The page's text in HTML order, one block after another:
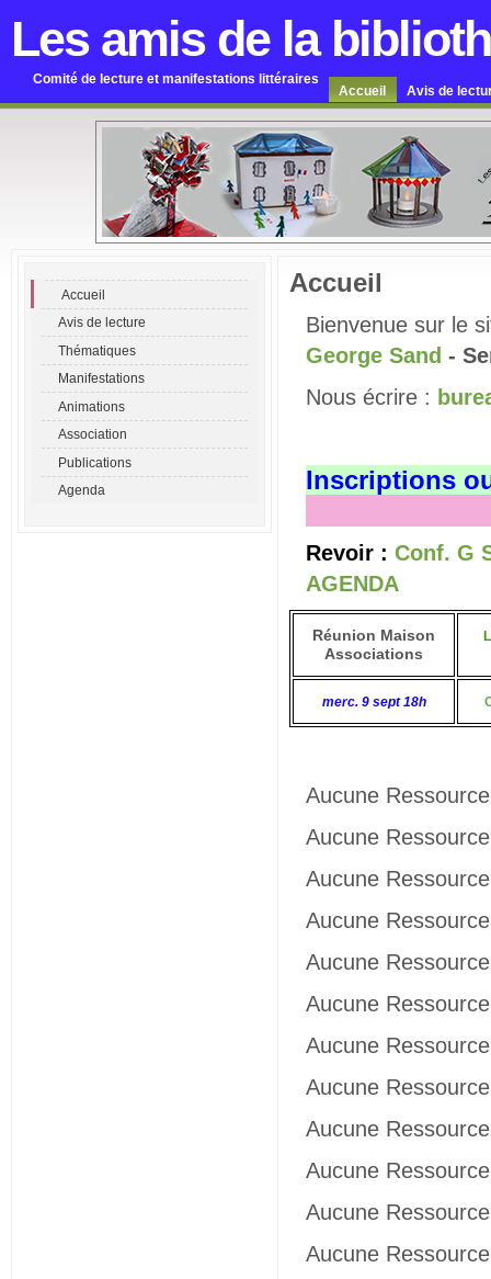
Les amis de la
Comité de lecture et manifestations littéraires
Accueil Avis de
Accueil
Avis de lecture
Thématiques
Manifestations
Animations
Association
Publications
Agenda
Accueil
Bienvenue sur le
George Sand -
Nous écrire :
Inscriptions
Revoir : Conf. G
AGENDA
Réunion Maison
Associations
merc. 9 sept 18h
Aucune
Aucune
Aucune
Aucune
Aucune
Aucune
Aucune
Aucune
Aucune
Aucune
Aucune
Aucune